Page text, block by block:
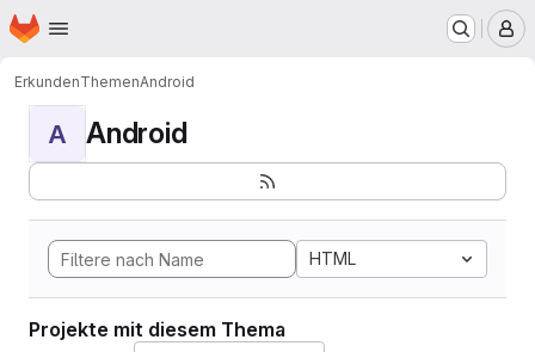
Zum Hauptinhalt springen
Startseite
ErkundenThemenAndroid
A Android
HTML
Projekte mit diesem Thema